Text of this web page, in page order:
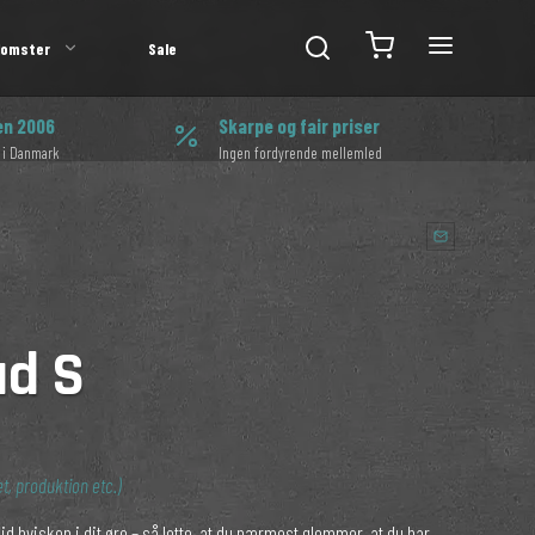
Sale
2006
Danmark
Skarpe og fair priser
Ingen fordyrende mellemled
S
produktion etc.)